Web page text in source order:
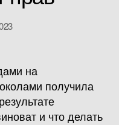
на
получила
и что делать